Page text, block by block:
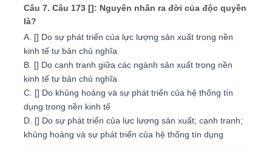
Câu 7. Câu 173 []: Nguyên nhân ra đời của độc quyền
là?
A. [] Do sự phát triển của lực lượng sản xuất trong nền
kinh tế tư bản chủ nghĩa
B. [] Do cạnh tranh giữa các ngành sản xuất trong nền
kinh tế tư bản chủ nghĩa
C. [] Do khủng hoảng và sự phát triển của hệ thống tín
dụng trong nền kinh tế
D. [] Do sự phát triển của lực lượng sản xuất; cạnh tranh;
khủng hoảng và sự phát triển của hệ thống tín dụng